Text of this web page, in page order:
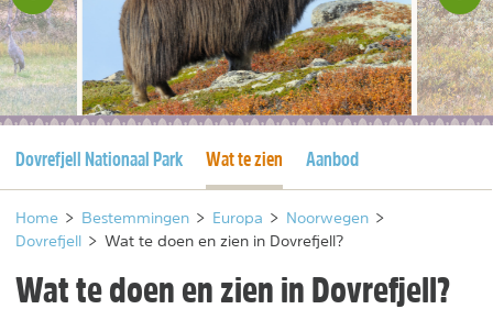
Natuurparken
Dieren
Nieuwsbrief Uitgelicht
Huidige pagina
Dovrefjell Nationaal Park Huidige pagina
Wat te zien Aanbod
Home > Bestemmingen > Europa > Noorwegen >
Dovrefjell
> Wat te doen en zien in Dovrefjell?
Wat te doen en zien in Dovrefjell?